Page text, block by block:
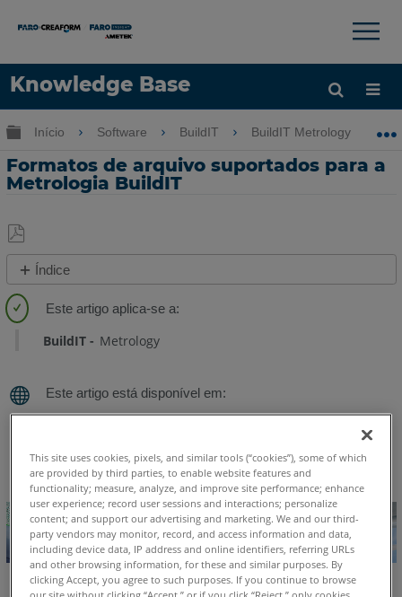
Knowledge Base
Idioma
×
Expandir/recolher hierarquia global
Início Software BuildIT BuildIT Metrology
Formatos de arquivo suportados para a
Metrologia BuildIT
Salvar
como
PDF
Índice
geral
BuildIT Metrology
This site uses cookies, pixels, and similar tools (“cookies”), some of which
are provided by third parties, to enable website features and
functionality; measure, analyze, and improve site performance; enhance
user experience; record user sessions and interactions; personalize
content; and support our advertising and marketing. We and our third-
party vendors may monitor, record, and access information and data,
including device data, IP address and online identifiers, referring URLs
and other browsing information, for these and similar purposes. By
clicking Accept, you agree to such purposes. If you continue to browse